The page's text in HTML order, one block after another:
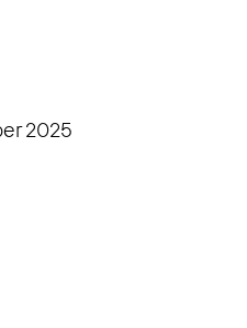
2025